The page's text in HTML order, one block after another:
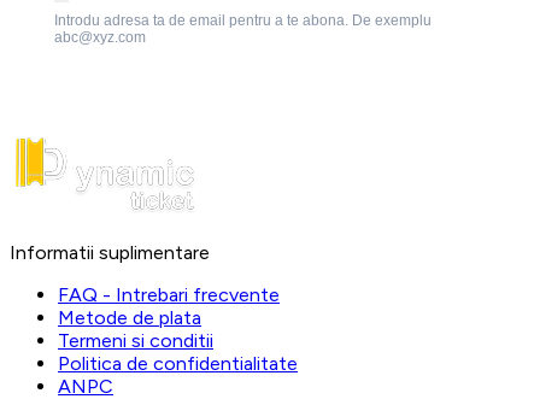
Introdu adresa ta de email pentru a te abona. De exemplu
abc@xyz.com
Informatii suplimentare
FAQ - Intrebari frecvente
Metode de plata
Termeni si conditii
Politica de confidentialitate
ANPC